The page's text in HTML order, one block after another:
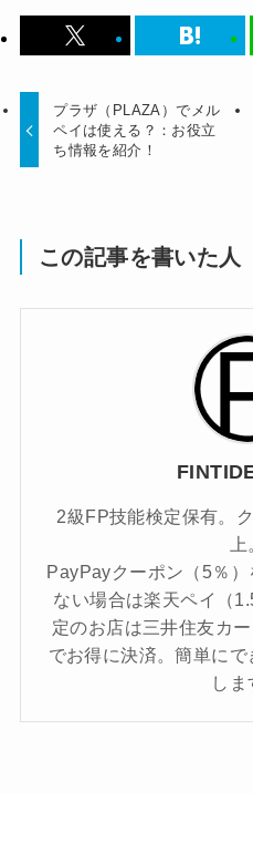
プラザ（PLAZA）でメル
ペイは使える？：お役立
ち情報を紹介！
この記事を書いた人
2級FP技能検定保有。
上
PayPayクーポン（5％
ない場合は楽天ペイ（
定のお店は三井住友カ
でお得に決済。簡単に
しま